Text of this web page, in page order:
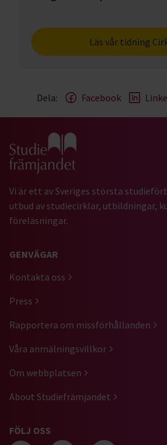
Läs vår tidning
Dela: Facebook
Gå till studiefrämjandets startsida
Vi är ett av Sveriges största
utbud av studiecirklar, utbildningar,
föreläsningar.
GENVÄGAR
Kontakta oss
Press
Rapportera om missförhållanden
Våra anmälningsvillkor
Om webbplatsen
About Studiefrämjandet
FÖLJ OSS